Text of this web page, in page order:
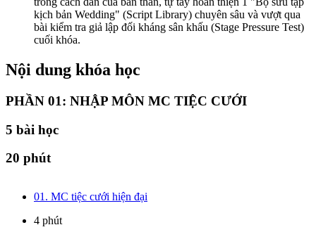
kịch bản Wedding" (Script Library) chuyên sâu và vượt qua
bài kiểm tra giả lập đối kháng sân khấu (Stage Pressure Test)
cuối khóa.
Nội dung khóa học
PHẦN 01: NHẬP MÔN MC TIỆC CƯỚI
5 bài học
20 phút
01. MC tiệc cưới hiện đại
4 phút